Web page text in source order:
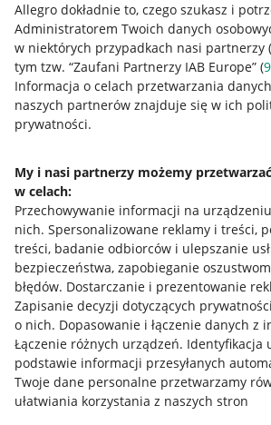
Allegro dokładnie to, czego szukasz i
Administratorem Twoich danych
w niektórych przypadkach nasi partnerzy (
tym tzw. “Zaufani Partnerzy IAB Europe” (9
Informacja o celach przetwarzania
naszych partnerów znajduje się w ich
prywatności.
My i nasi partnerzy możemy
w celach:
Przechowywanie informacji na
nich. Spersonalizowane reklamy i treści,
treści, badanie odbiorców i ulepszanie
bezpieczeństwa, zapobieganie
błędów. Dostarczanie i prezentowanie
Zapisanie decyzji dotyczących
o nich. Dopasowanie i łączenie danych z
Łączenie różnych urządzeń. Identyfikacja
podstawie informacji przesyłanych
Twoje dane personalne przetwarzamy
ułatwiania korzystania z naszych stron
Przydatne informacje
Jak to działa
Allegro Gadane dla sprzedających
Allegro Gadane dla kupujących
Mapa miejscowości
Informacje prawne
Regulamin
Polityka plików "cookies"
Ustawienia plików "cookies"